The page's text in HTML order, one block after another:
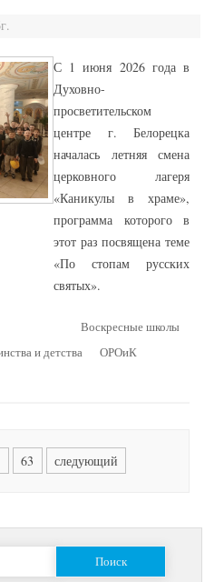
С 1 июня 2026 года в
Духовно-
просветительском
центре г. Белорецка
началась летняя смена
церковного лагеря
«Каникулы в храме»,
программа которого в
этот раз посвящена теме
«По стопам русских
святых».
Воскресные школы
и детства
ОРОиК
63 следующий